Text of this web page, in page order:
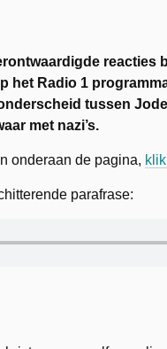
reacties
het Radio 1
tussen
met nazi’s.
onderaan de pagina,
parafrase: